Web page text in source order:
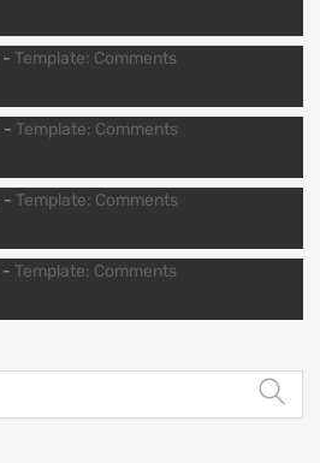
- Template: Comments
- Template: Comments
- Template: Comments
- Template: Comments